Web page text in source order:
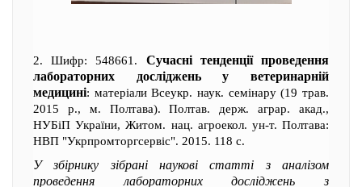
2. Шифр: 548661. Сучасні тенденції проведення
лабораторних досліджень у ветеринарній
медицині: матеріали Всеукр. наук. семінару (19 трав.
2015 р., м. Полтава). Полтав. держ. аграр. акад.,
НУБіП України, Житом. нац. агроекол. ун-т. Полтава:
НВП "Укрпромторгсервіс". 2015. 118 с.
У збірнику зібрані наукові статті з аналізом
проведення лабораторних досліджень з